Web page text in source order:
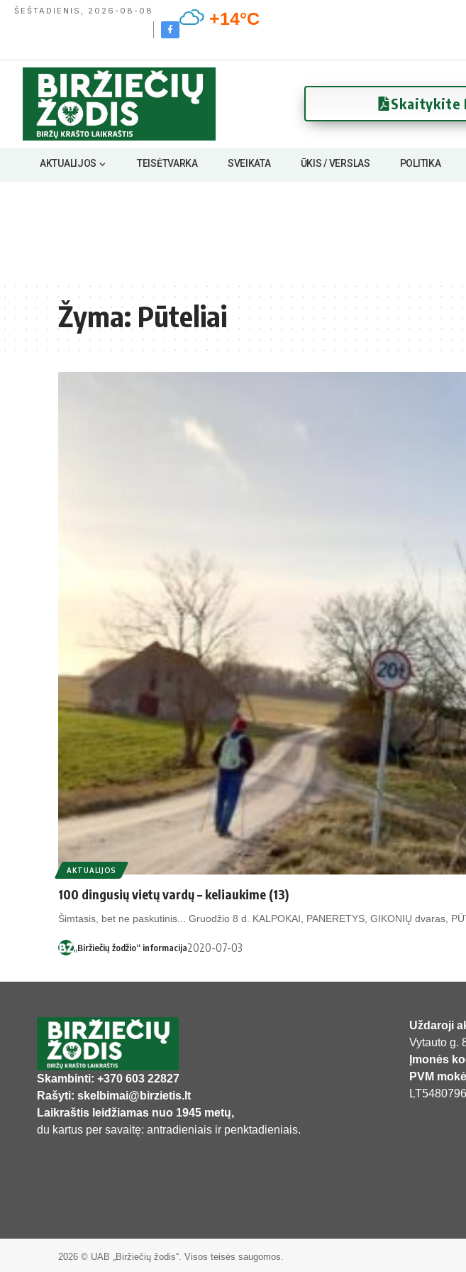
ŠEŠTADIENIS, 2026-08-08 +14°C
Skaitykite
AKTUALIJOS TEISĖTVARKA SVEIKATA ŪKIS / VERSLAS POLITIKA
Žyma:Pūteliai
AKTUALIJOS
100 dingusių vietų vardų – keliaukime (13)
Šimtasis, bet ne paskutinis... Gruodžio 8 d. KALPOKAI, PANERETYS, GIKONIŲ dvaras,
„Biržiečių žodžio“ informacija2020-07-03
Skambinti: +370 603 22827
Rašyti: skelbimai@birzietis.lt
Laikraštis leidžiamas nuo 1945 metų,
du kartus per savaitę: antradieniais ir penktadieniais.
Uždaroji
Vytauto g.
Įmonės
PVM
2026 © UAB „Biržiečių žodis“. Visos teisės saugomos.